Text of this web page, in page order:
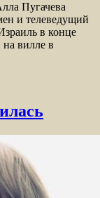
Пугачева
и телеведущий
в конце
вилле в